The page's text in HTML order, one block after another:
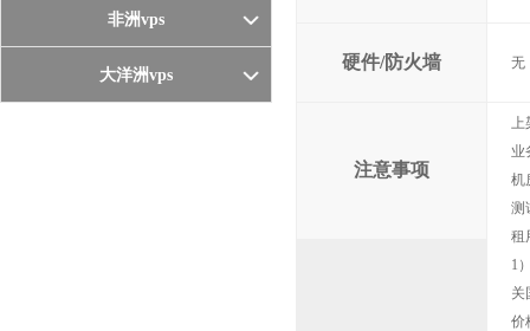
非洲vps
大洋洲vps
硬件/防火墙 无
注意事项
上
业
机
测
租
1
关
价